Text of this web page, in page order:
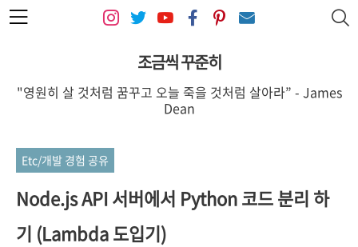
본문 바로가기
조금씩 꾸준히
"영원히 살 것처럼 꿈꾸고 오늘 죽을 것처럼 살아라” - James
Dean
Etc/개발 경험 공유
Node.js API 서버에서 Python 코드 분리 하
기 (Lambda 도입기)